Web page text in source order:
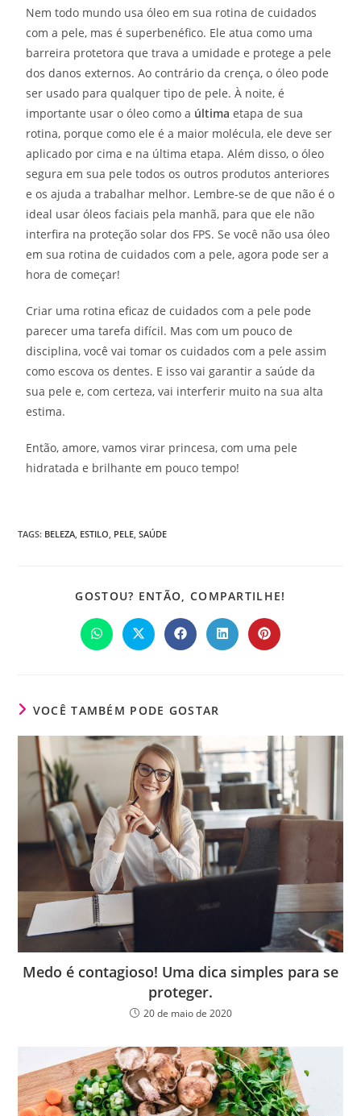
Nem todo mundo usa óleo em sua rotina de cuidados
com a pele, mas é superbenéfico. Ele atua como uma
barreira protetora que trava a umidade e protege a pele
dos danos externos. Ao contrário da crença, o óleo pode
ser usado para qualquer tipo de pele. À noite, é
importante usar o óleo como a última etapa de sua
rotina, porque como ele é a maior molécula, ele deve ser
aplicado por cima e na última etapa. Além disso, o óleo
segura em sua pele todos os outros produtos anteriores
e os ajuda a trabalhar melhor. Lembre-se de que não é o
ideal usar óleos faciais pela manhã, para que ele não
interfira na proteção solar dos FPS. Se você não usa óleo
em sua rotina de cuidados com a pele, agora pode ser a
hora de começar!
Criar uma rotina eficaz de cuidados com a pele pode
parecer uma tarefa difícil. Mas com um pouco de
disciplina, você vai tomar os cuidados com a pele assim
como escova os dentes. E isso vai garantir a saúde da
sua pele e, com certeza, vai interferir muito na sua alta
estima.
Então, amore, vamos virar princesa, com uma pele
hidratada e brilhante em pouco tempo!
TAGS: BELEZA, ESTILO, PELE, SAÚDE
GOSTOU? ENTÃO, COMPARTILHE!
VOCÊ TAMBÉM PODE GOSTAR
Medo é contagioso! Uma dica simples para se
proteger.
20 de maio de 2020